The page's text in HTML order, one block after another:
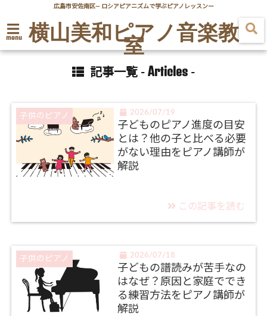
広島市安佐南区― ロシアピアニズムで学ぶピアノレッスンー
menu 横山美和ピアノ音楽教
室
記事一覧 - Articles -
子供のピアノ 2026/07/19
子どものピアノ進度の目安
とは？他の子と比べる必要
がない理由をピアノ講師が
解説
この記事を読む
子供のピアノ 2026/07/18
子どもの譜読みが苦手なの
はなぜ？原因と家庭ででき
る練習方法をピアノ講師が
解説